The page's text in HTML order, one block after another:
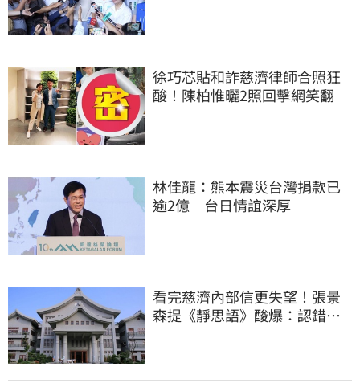
徐巧芯貼和詐慈濟律師合照狂
酸！陳柏惟曬2照回擊網笑翻
林佳龍：熊本震災台灣捐款已
逾2億 台日情誼深厚
看完慈濟內部信更失望！張景
森提《靜思語》酸爆：認錯有